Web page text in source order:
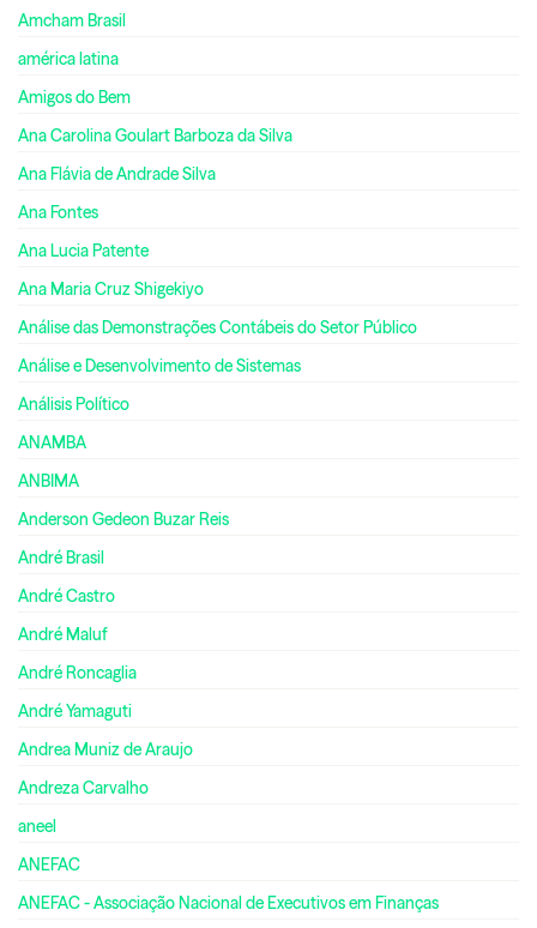
Amcham Brasil
américa latina
Amigos do Bem
Ana Carolina Goulart Barboza da Silva
Ana Flávia de Andrade Silva
Ana Fontes
Ana Lucia Patente
Ana Maria Cruz Shigekiyo
Análise das Demonstrações Contábeis do Setor Público
Análise e Desenvolvimento de Sistemas
Análisis Político
ANAMBA
ANBIMA
Anderson Gedeon Buzar Reis
André Brasil
André Castro
André Maluf
André Roncaglia
André Yamaguti
Andrea Muniz de Araujo
Andreza Carvalho
aneel
ANEFAC
ANEFAC - Associação Nacional de Executivos em Finanças